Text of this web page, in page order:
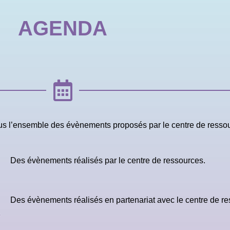
AGENDA
l’ensemble des évènements proposés par le centre de
Des évènements réalisés par le centre de ressources.
Des évènements réalisés en partenariat avec le centre de